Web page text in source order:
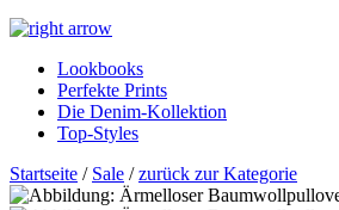
Lookbooks
Perfekte Prints
Die Denim-Kollektion
Top-Styles
Startseite / Sale /zurück zur Kategorie